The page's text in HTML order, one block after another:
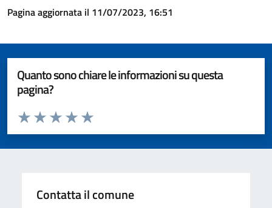
Pagina aggiornata il 11/07/2023, 16:51
Quanto sono chiare le informazioni su questa
pagina?
Valuta da 1 a 5 stelle la pagina
Valuta 5 stelle su 5
Valuta 4 stelle su 5
Valuta 3 stelle su 5
Valuta 2 stelle su 5
Valuta 1 stelle su 5
Contatta il comune